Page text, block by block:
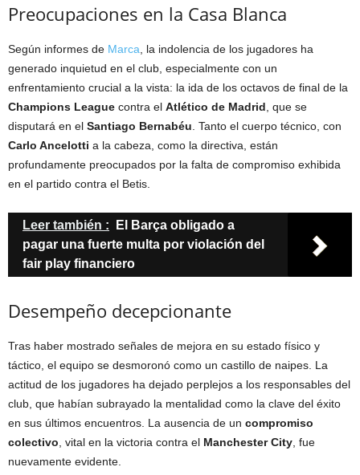
Preocupaciones en la Casa Blanca
Según informes de Marca , la indolencia de los jugadores ha
generado inquietud en el club, especialmente con un
enfrentamiento crucial a la vista: la ida de los octavos de final de la
Champions League contra el Atlético de Madrid , que se
disputará en el Santiago Bernabéu . Tanto el cuerpo técnico, con
Carlo Ancelotti a la cabeza, como la directiva, están
profundamente preocupados por la falta de compromiso exhibida
en el partido contra el Betis.
Leer también :
El Barça obligado a
pagar una fuerte multa por violación del
fair play financiero
Desempeño decepcionante
Tras haber mostrado señales de mejora en su estado físico y
táctico, el equipo se desmoronó como un castillo de naipes. La
actitud de los jugadores ha dejado perplejos a los responsables del
club, que habían subrayado la mentalidad como la clave del éxito
en sus últimos encuentros. La ausencia de un compromiso
colectivo , vital en la victoria contra el Manchester City , fue
nuevamente evidente.